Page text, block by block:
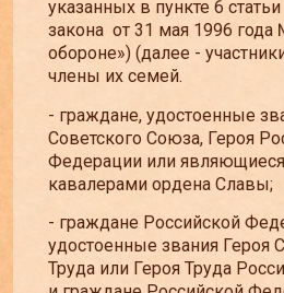
указанных в пункте 6
закона от 31 мая 1996
обороне») (далее -
члены их семей.
- граждане, удостоенные
Советского Союза, Героя
Федерации или
кавалерами ордена Славы;
- граждане Российской
удостоенные звания Героя
Труда или Героя Труда